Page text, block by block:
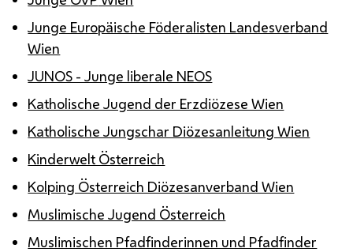
Junge Europäische Föderalisten Landesverband
Wien
JUNOS - Junge liberale NEOS
Katholische Jugend der Erzdiözese Wien
Katholische Jungschar Diözesanleitung Wien
Kinderwelt Österreich
Kolping Österreich Diözesanverband Wien
Muslimische Jugend Österreich
Muslimischen Pfadfinderinnen und Pfadfinder